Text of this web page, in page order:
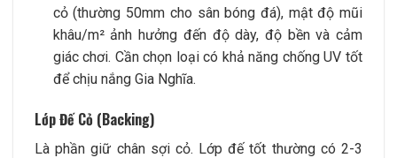
cỏ (thường 50mm cho sân bóng đá), mật độ mũi
khâu/m² ảnh hưởng đến độ dày, độ bền và cảm
giác chơi. Cần chọn loại có khả năng chống UV tốt
để chịu nắng Gia Nghĩa.
Lớp Đế Cỏ (Backing)
Là phần giữ chân sợi cỏ. Lớp đế tốt thường có 2-3